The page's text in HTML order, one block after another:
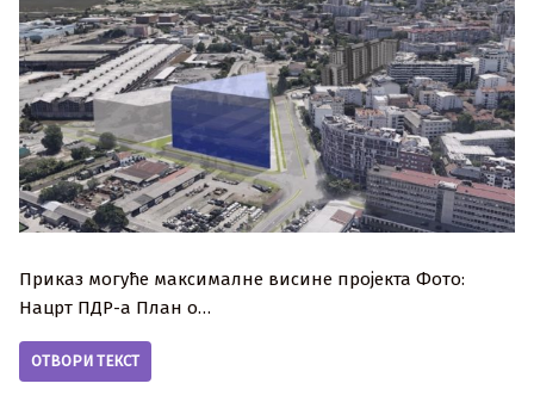
Приказ могуће максималне висине пројекта Фото:
Нацрт ПДР-а План о…
ОТВОРИ ТЕКСТ